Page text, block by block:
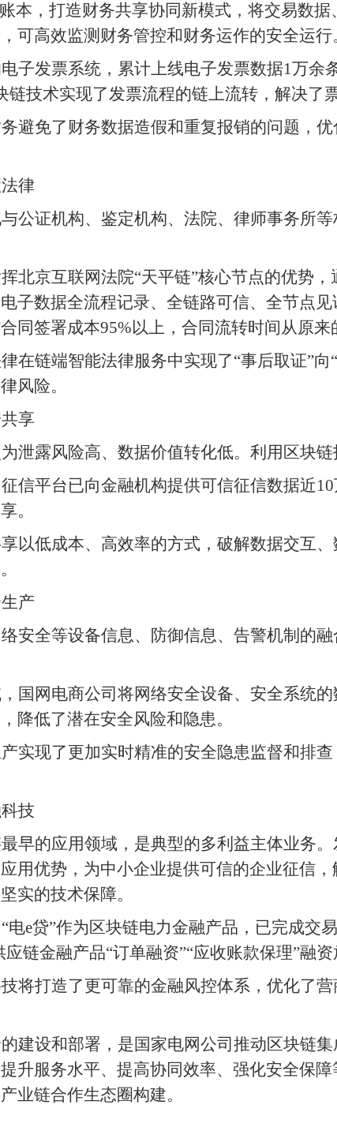
本，打造财务共享协同新模式，将交易数
可高效监测财务管控和财务运作的安全运行
子发票系统，累计上线电子发票数据1万
链技术实现了发票流程的链上流转，解决了
避免了财务数据造假和重复报销的问题，
律
公证机构、鉴定机构、法院、律师事务所
北京互联网法院“天平链”核心节点的优势
子数据全流程记录、全链路可信、全节点
同签署成本95%以上，合同流转时间从原来
在链端智能法律服务中实现了“事后取证”
风险。
享
泄露风险高、数据价值转化低。利用区块
信平台已向金融机构提供可信征信数据近
。
以低成本、高效率的方式，破解数据交互
产
安全等设备信息、防御信息、告警机制的
国网电商公司将网络安全设备、安全系统
降低了潜在安全风险和隐患。
实现了更加实时精准的安全隐患监督和排
技
早的应用领域，是典型的多利益主体业务
用优势，为中小企业提供可信的企业征信
实的技术保障。
电e贷”作为区块链电力金融产品，已完成
链金融产品“订单融资”“应收账款保理”融资
将打造了更可靠的金融风控体系，优化了
建设和部署，是国家电网公司推动区块链
升服务水平、提高协同效率、强化安全保
业链合作生态圈构建。